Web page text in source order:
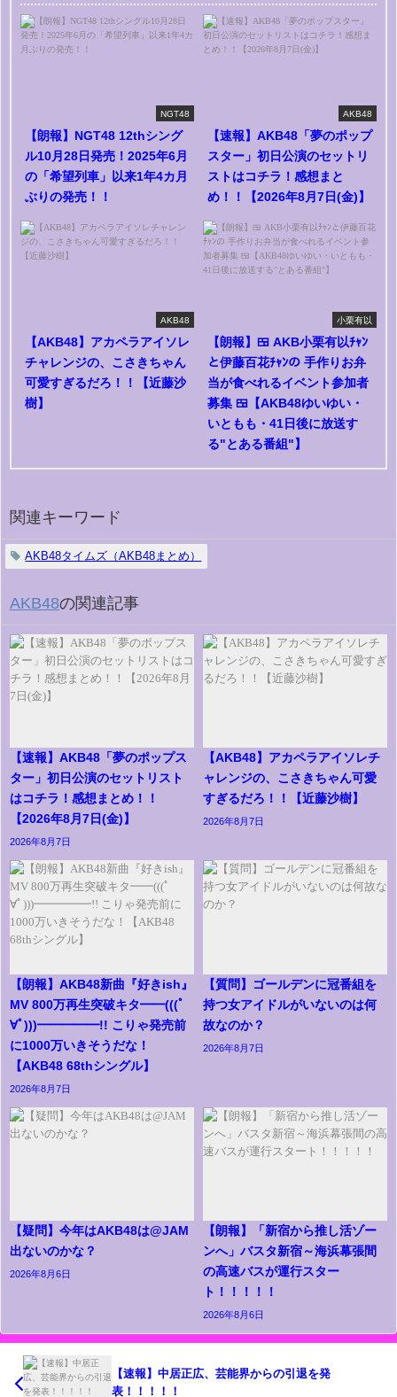
NGT48
【朗報】NGT48 12thシング
ル10月28日発売！2025年6月
の「希望列車」以来1年4カ月
ぶりの発売！！
AKB48
【速報】AKB48「夢のポップ
スター」初日公演のセットリ
ストはコチラ！感想まと
め！！【2026年8月7日(金)】
AKB48
【AKB48】アカペラアイソレ
チャレンジの、こさきちゃん
可愛すぎるだろ！！【近藤沙
樹】
小栗有以
【朗報】🍱 AKB小栗有以ﾁｬﾝ
と伊藤百花ﾁｬﾝの 手作りお弁
当が食べれるイベント参加者
募集 🍱【AKB48ゆいゆい・
いともも・41日後に放送す
る"とある番組"】
関連キーワード
AKB48タイムズ（AKB48まとめ）
AKB48の関連記事
【速報】AKB48「夢のポップス
ター」初日公演のセットリスト
はコチラ！感想まとめ！！
【2026年8月7日(金)】
2026年8月7日
【AKB48】アカペラアイソレチ
ャレンジの、こさきちゃん可愛
すぎるだろ！！【近藤沙樹】
2026年8月7日
【朗報】AKB48新曲『好きish』
MV 800万再生突破キタ━━(((ﾟ
∀ﾟ)))━━━━━!! こりゃ発売前
に1000万いきそうだな！
【AKB48 68thシングル】
2026年8月7日
【質問】ゴールデンに冠番組を
持つ女アイドルがいないのは何
故なのか？
2026年8月7日
【疑問】今年はAKB48は@JAM
出ないのかな？
2026年8月6日
【朗報】「新宿から推し活ゾー
ンへ」バスタ新宿～海浜幕張間
の高速バスが運行スター
ト！！！！！
2026年8月6日
【速報】中居正広、芸能界からの引退を発
表！！！！！